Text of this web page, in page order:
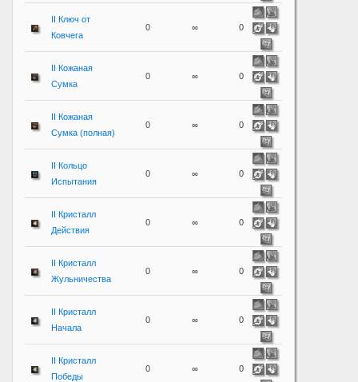
II Ключ от
Ковчега
0 ∞ 0
II Кожаная
Сумка
0 ∞ 0
II Кожаная
Сумка (полная)
0 ∞ 0
II Кольцо
Испытания
0 ∞ 0
II Кристалл
Действия
0 ∞ 0
II Кристалл
Жульничества
0 ∞ 0
II Кристалл
Начала
0 ∞ 0
II Кристалл
Победы
0 ∞ 0